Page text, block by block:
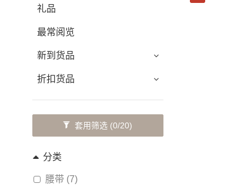
礼品
最常阅览
新到货品
折扣货品
套用筛选 (0/20)
分类
腰带 (7)